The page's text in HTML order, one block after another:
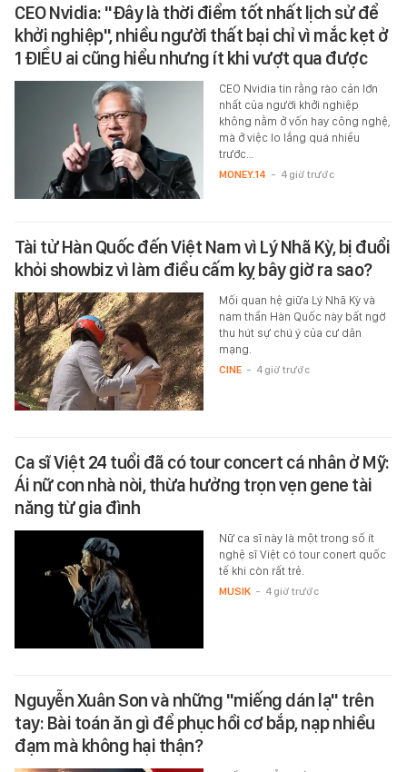
CEO Nvidia: "Đây là thời điểm tốt nhất lịch sử để
khởi nghiệp", nhiều người thất bại chỉ vì mắc kẹt ở
1 ĐIỀU ai cũng hiểu nhưng ít khi vượt qua được
CEO Nvidia tin rằng rào cản lớn
nhất của người khởi nghiệp
không nằm ở vốn hay công nghệ,
mà ở việc lo lắng quá nhiều
trước…
MONEY.14 - 4 giờ trước
Tài tử Hàn Quốc đến Việt Nam vì Lý Nhã Kỳ, bị đuổi
khỏi showbiz vì làm điều cấm kỵ bây giờ ra sao?
Mối quan hệ giữa Lý Nhã Kỳ và
nam thần Hàn Quốc này bất ngờ
thu hút sự chú ý của cư dân
mạng.
CINE - 4 giờ trước
Ca sĩ Việt 24 tuổi đã có tour concert cá nhân ở Mỹ:
Ái nữ con nhà nòi, thừa hưởng trọn vẹn gene tài
năng từ gia đình
Nữ ca sĩ này là một trong số ít
nghệ sĩ Việt có tour conert quốc
tế khi còn rất trẻ.
MUSIK - 4 giờ trước
Nguyễn Xuân Son và những "miếng dán lạ" trên
tay: Bài toán ăn gì để phục hồi cơ bắp, nạp nhiều
đạm mà không hại thận?